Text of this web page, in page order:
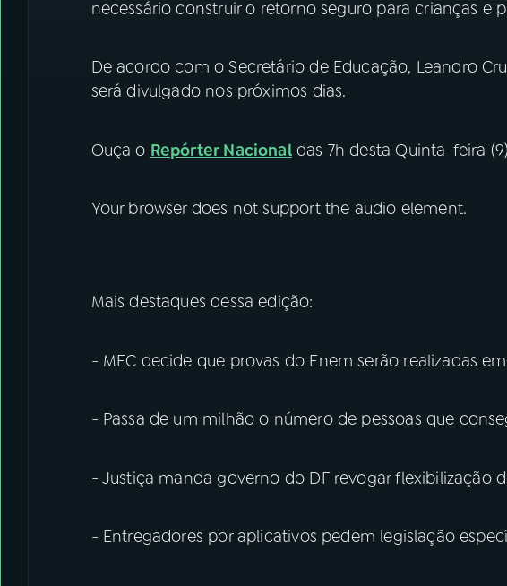
necessário construir o retorno seguro para crianças e
De acordo com o Secretário de Educação, Leandro
será divulgado nos próximos dias.
Ouça o Repórter Nacionaldas 7h desta Quinta-feira
Your browser does not support the audio element.
Mais destaques dessa edição:
- MEC decide que provas do Enem serão realizadas
- Passa de um milhão o número de pessoas que
- Justiça manda governo do DF revogar flexibilização
- Entregadores por aplicativos pedem legislação